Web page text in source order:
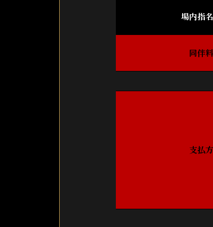
場内指
同伴
支払